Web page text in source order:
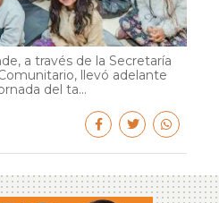
a través de la Secretaría
llevó adelante
del ta...